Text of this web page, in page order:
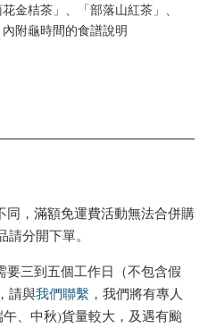
金桔茶」、「部落山紅茶」、
附龜時間的食譜說明
同，滿額免運費活動無法合併購
分開下單。
三到五個工作日（不包含假
請與我們聯繫 ，我們將有專人
、中秋)貨量較大，及遇有颱